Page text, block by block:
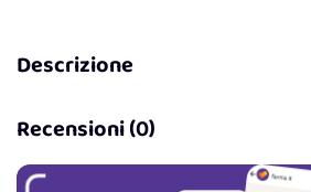
Descrizione
Recensioni (0)